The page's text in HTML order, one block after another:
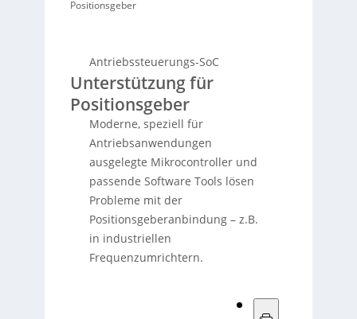
Positionsgeber
Antriebssteuerungs-SoC
Unterstützung für
Positionsgeber
Moderne, speziell für
Antriebsanwendungen
ausgelegte Mikrocontroller und
passende Software Tools lösen
Probleme mit der
Positionsgeberanbindung – z.B.
in industriellen
Frequenzumrichtern.